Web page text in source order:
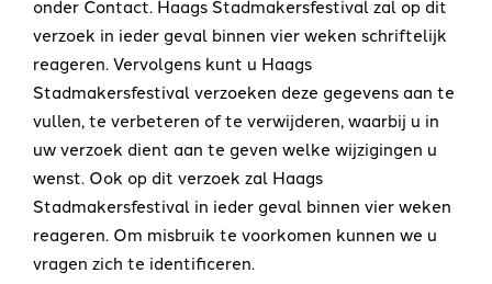
onder Contact. Haags Stadmakersfestival zal op dit
verzoek in ieder geval binnen vier weken schriftelijk
reageren. Vervolgens kunt u Haags
Stadmakersfestival verzoeken deze gegevens aan te
vullen, te verbeteren of te verwijderen, waarbij u in
uw verzoek dient aan te geven welke wijzigingen u
wenst. Ook op dit verzoek zal Haags
Stadmakersfestival in ieder geval binnen vier weken
reageren. Om misbruik te voorkomen kunnen we u
vragen zich te identificeren.